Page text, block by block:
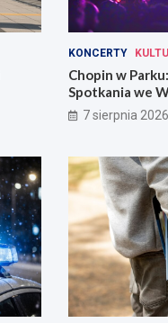
KONCERTY
Chopin w
Spotkania we
7 sierpnia 2026